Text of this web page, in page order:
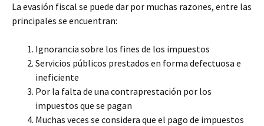
La evasión fiscal se puede dar por muchas razones, entre las
principales se encuentran:
Ignorancia sobre los fines de los impuestos
Servicios públicos prestados en forma defectuosa e
ineficiente
Por la falta de una contraprestación por los
impuestos que se pagan
Muchas veces se considera que el pago de impuestos